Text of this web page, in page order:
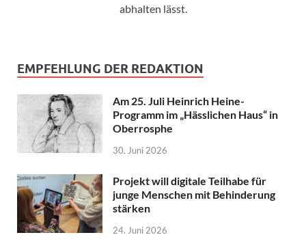
abhalten lässt.
EMPFEHLUNG DER REDAKTION
Am 25. Juli Heinrich Heine-
Programm im „Hässlichen Haus“ in
Oberrosphe
30. Juni 2026
Projekt will digitale Teilhabe für
junge Menschen mit Behinderung
stärken
24. Juni 2026